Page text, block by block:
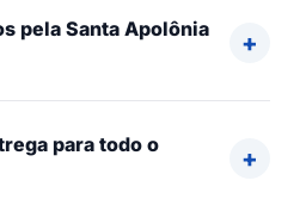
pela Santa Apolônia
para todo o